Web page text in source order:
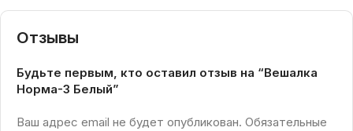
Отзывы
Будьте первым, кто оставил отзыв на “Вешалка
Норма-3 Белый”
Ваш адрес email не будет опубликован. Обязательные